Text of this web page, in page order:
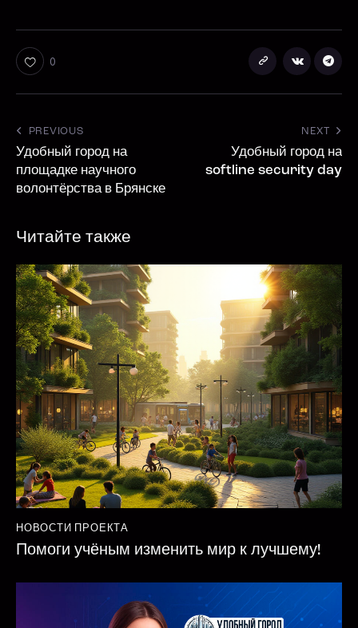
0
PREVIOUS
Удобный город на
площадке научного
волонтёрства в Брянске
NEXT
Удобный город на
softline security day
Читайте также
НОВОСТИ ПРОЕКТА
Помоги учёным изменить мир к лучшему!